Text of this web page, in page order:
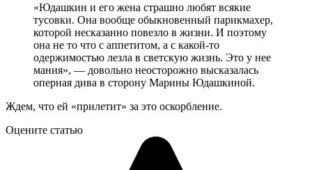
«Юдашкин и его жена страшно любят всякие
тусовки. Она вообще обыкновенный парикмахер,
которой несказанно повезло в жизни. И поэтому
она не то что с аппетитом, а с какой-то
одержимостью лезла в светскую жизнь. Это у нее
мания», — довольно неосторожно высказалась
оперная дива в сторону Марины Юдашкиной.
Ждем, что ей «прилетит» за это оскорбление.
Оцените статью